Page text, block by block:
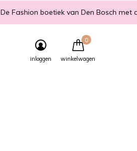
inloggen winkelwagen
0
De Fashion boetiek van Den Bosch met